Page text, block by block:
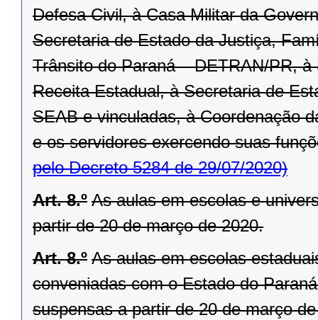
Defesa Civil, à Casa Militar da
Secretaria de Estado da Justiça,
Trânsito do Paraná – DETRAN/PR,
Receita Estadual, à Secretaria de
SEAB e vinculadas, à Coordenação
e os servidores exercendo suas
pelo Decreto 5284 de 29/07/2020)
Art. 8.º As aulas em escolas e
partir de 20 de março de 2020.
Art. 8.º As aulas em escolas
conveniadas com o Estado do
suspensas a partir de 20 de março